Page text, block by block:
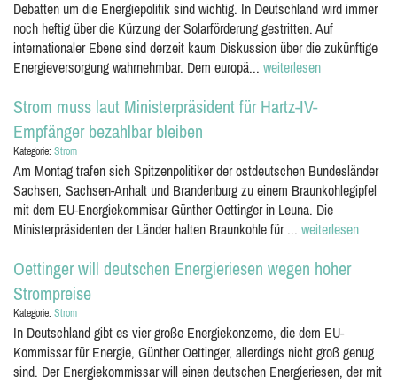
Debatten um die Energiepolitik sind wichtig. In Deutschland wird immer
noch heftig über die Kürzung der Solarförderung gestritten. Auf
internationaler Ebene sind derzeit kaum Diskussion über die zukünftige
Energieversorgung wahrnehmbar. Dem europä... weiterlesen
Strom muss laut Ministerpräsident für Hartz-IV-
Empfänger bezahlbar bleiben
Kategorie: Strom
Am Montag trafen sich Spitzenpolitiker der ostdeutschen Bundesländer
Sachsen, Sachsen-Anhalt und Brandenburg zu einem Braunkohlegipfel
mit dem EU-Energiekommisar Günther Oettinger in Leuna. Die
Ministerpräsidenten der Länder halten Braunkohle für ... weiterlesen
Oettinger will deutschen Energieriesen wegen hoher
Strompreise
Kategorie: Strom
In Deutschland gibt es vier große Energiekonzerne, die dem EU-
Kommissar für Energie, Günther Oettinger, allerdings nicht groß genug
sind. Der Energiekommissar will einen deutschen Energieriesen, der mit